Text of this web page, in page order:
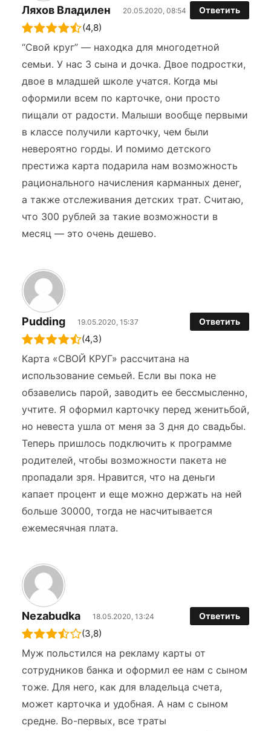
Ляхов Владилен 20.05.2020, 08:54 Ответить
(4,8)
“Свой круг” — находка для многодетной
семьи. У нас 3 сына и дочка. Двое подростки,
двое в младшей школе учатся. Когда мы
оформили всем по карточке, они просто
пищали от радости. Малыши вообще первыми
в классе получили карточку, чем были
невероятно горды. И помимо детского
престижа карта подарила нам возможность
рационального начисления карманных денег,
а также отслеживания детских трат. Считаю,
что 300 рублей за такие возможности в
месяц — это очень дешево.
Pudding 19.05.2020, 15:37 Ответить
(4,3)
Карта «СВОЙ КРУГ» рассчитана на
использование семьей. Если вы пока не
обзавелись парой, заводить ее бессмысленно,
учтите. Я оформил карточку перед женитьбой,
но невеста ушла от меня за 3 дня до свадьбы.
Теперь пришлось подключить к программе
родителей, чтобы возможности пакета не
пропадали зря. Нравится, что на деньги
капает процент и еще можно держать на ней
больше 30000, тогда не насчитывается
ежемесячная плата.
Nezabudka 18.05.2020, 13:24 Ответить
(3,8)
Муж польстился на рекламу карты от
сотрудников банка и оформил ее нам с сыном
тоже. Для него, как для владельца счета,
может карточка и удобная. А нам с сыном
средне. Во-первых, все траты